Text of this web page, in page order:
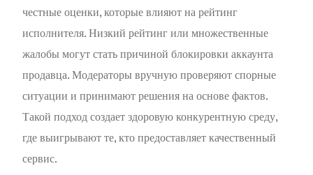
честные оценки, которые влияют на рейтинг
исполнителя. Низкий рейтинг или множественные
жалобы могут стать причиной блокировки аккаунта
продавца. Модераторы вручную проверяют спорные
ситуации и принимают решения на основе фактов.
Такой подход создает здоровую конкурентную среду,
где выигрывают те, кто предоставляет качественный
сервис.